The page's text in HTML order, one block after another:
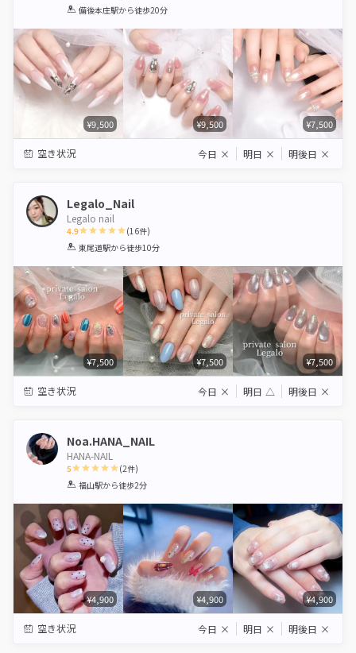
1 2 3 4 5
備後本庄駅から徒歩20分
¥9,500 ¥9,500 ¥7,500
空き状況 今日 × 明日 × 明後日 ×
Legalo_Nail
Legalo nail
4.9
1 2 3 4 5
(16件)
東尾道駅から徒歩10分
¥7,500 ¥7,500 ¥7,500
空き状況 今日 × 明日 △ 明後日 ×
Noa.HANA_NAIL
HANA-NAIL
5
1 2 3 4 5
(2件)
福山駅から徒歩2分
¥4,900 ¥4,900 ¥4,900
空き状況 今日 × 明日 × 明後日 ×